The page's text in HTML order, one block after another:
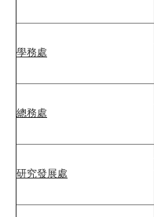
學務處
總務處
研究發展處